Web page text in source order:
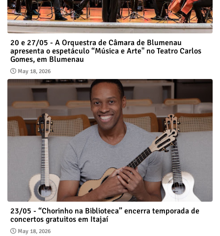
20 e 27/05 - A Orquestra de Câmara de Blumenau
apresenta o espetáculo “Música e Arte" no Teatro Carlos
Gomes, em Blumenau
May 18, 2026
23/05 - “Chorinho na Biblioteca” encerra temporada de
concertos gratuitos em Itajaí
May 18, 2026